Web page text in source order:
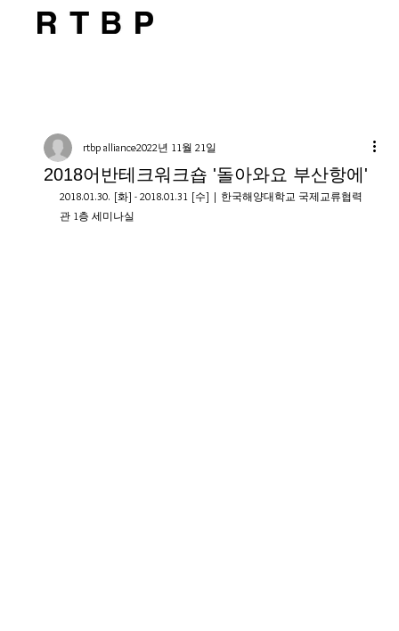
2018어반테크워크숍 '돌아와요 부산항에'
rtbp alliance2022년 11월 21일
2018.01.30. [화] - 2018.01.31 [수] | 한국해양대학교 국제교류협력
관 1층 세미나실